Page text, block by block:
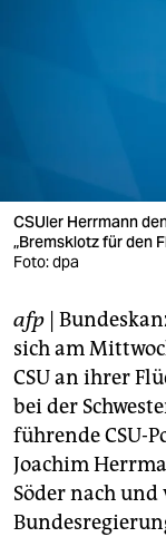
verlag
verlag
shop
fragen & hilfe
unterstützen
abo
genossenschaft
CSUler Herrmann
„Bremsklotz für den
Foto: dpa
afp |
sich am
CSU an ihrer
bei der
führende CSU-
Joachim
Söder nach